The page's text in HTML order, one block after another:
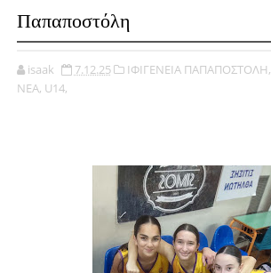
Παπαποστόλη
isaak 7.12.25 ΙΦΙΓΕΝΕΙΑ ΠΑΠΑΠΟΣΤΟΛΗ,
NEA, U14,